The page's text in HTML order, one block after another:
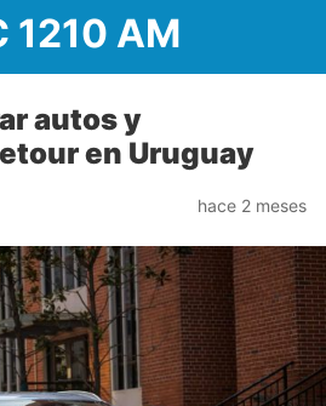
1210 AM
autos y
en Uruguay
hace 2 meses